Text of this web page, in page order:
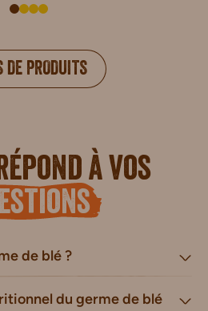
DE PRODUITS
à vos
de blé ?
du germe de blé